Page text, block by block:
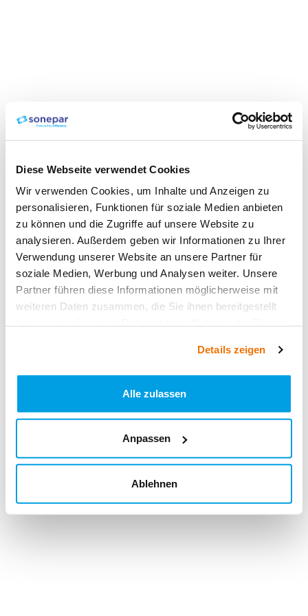
Diese Webseite verwendet Cookies
Wir verwenden Cookies, um Inhalte und Anzeigen zu
personalisieren, Funktionen für soziale Medien anbieten
zu können und die Zugriffe auf unsere Website zu
analysieren. Außerdem geben wir Informationen zu Ihrer
Verwendung unserer Website an unsere Partner für
soziale Medien, Werbung und Analysen weiter. Unsere
Partner führen diese Informationen möglicherweise mit
weiteren Daten zusammen, die Sie ihnen bereitgestellt
Details zeigen
Alle zulassen
Anpassen
Ablehnen